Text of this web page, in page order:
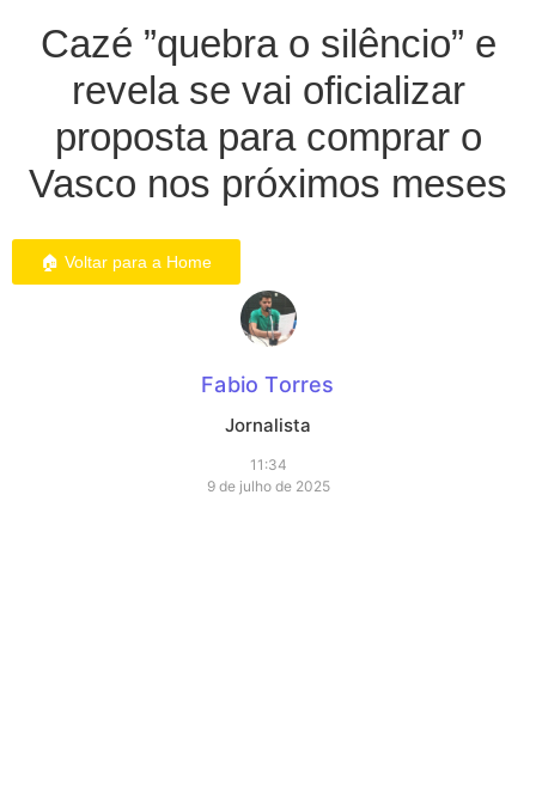
Cazé ”quebra o silêncio” e
revela se vai oficializar
proposta para comprar o
Vasco nos próximos meses
🏠 Voltar para a Home
Fabio Torres
Jornalista
11:34
9 de julho de 2025